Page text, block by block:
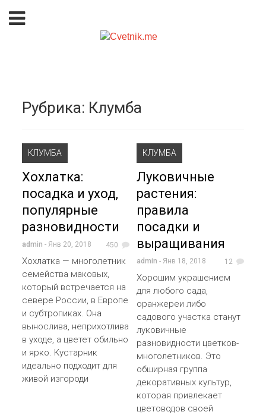
Рубрика: Клумба
КЛУМБА
Хохлатка:
посадка и уход,
популярные
разновидности
admin - Янв 20, 2018 450
Хохлатка — многолетник
семейства маковых,
который встречается на
севере России, в Европе
и субтропиках. Она
вынослива, неприхотлива
в уходе, а цветет обильно
и ярко. Кустарник
идеально подходит для
живой изгороди
КЛУМБА
Луковичные
растения:
правила
посадки и
выращивания
admin - Янв 18, 2018 12
Хорошим украшением
для любого сада,
оранжереи либо
садового участка станут
луковичные
разновидности цветков-
многолетников. Это
обширная группа
декоративных культур,
которая привлекает
цветоводов своей